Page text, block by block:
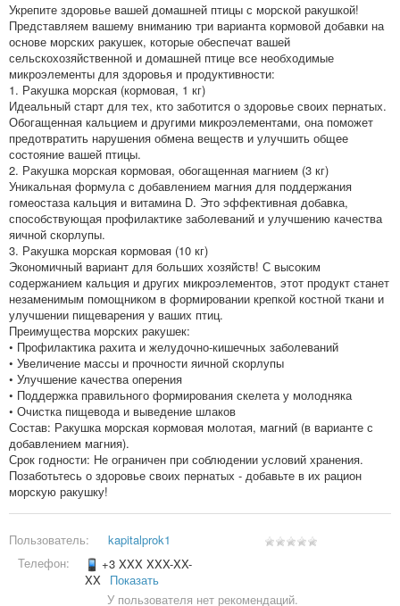
Укрепите здоровье вашей домашней птицы с морской ракушкой!
Представляем вашему вниманию три варианта кормовой добавки на
основе морских ракушек, которые обеспечат вашей
сельскохозяйственной и домашней птице все необходимые
микроэлементы для здоровья и продуктивности:
1. Ракушка морская (кормовая, 1 кг)
Идеальный старт для тех, кто заботится о здоровье своих пернатых.
Обогащенная кальцием и другими микроэлементами, она поможет
предотвратить нарушения обмена веществ и улучшить общее
состояние вашей птицы.
2. Ракушка морская кормовая, обогащенная магнием (3 кг)
Уникальная формула с добавлением магния для поддержания
гомеостаза кальция и витамина D. Это эффективная добавка,
способствующая профилактике заболеваний и улучшению качества
яичной скорлупы.
3. Ракушка морская кормовая (10 кг)
Экономичный вариант для больших хозяйств! С высоким
содержанием кальция и других микроэлементов, этот продукт станет
незаменимым помощником в формировании крепкой костной ткани и
улучшении пищеварения у ваших птиц.
Преимущества морских ракушек:
• Профилактика рахита и желудочно-кишечных заболеваний
• Увеличение массы и прочности яичной скорлупы
• Улучшение качества оперения
• Поддержка правильного формирования скелета у молодняка
• Очистка пищевода и выведение шлаков
Состав: Ракушка морская кормовая молотая, магний (в варианте с
добавлением магния).
Срок годности: Не ограничен при соблюдении условий хранения.
Позаботьтесь о здоровье своих пернатых - добавьте в их рацион
морскую ракушку!
Пользователь:
kapitalprok1
Телефон:
+3 XXX XXX-XX-
XX
Показать
У пользователя нет рекомендаций.